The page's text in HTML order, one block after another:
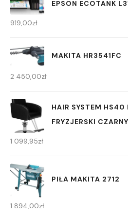
EPSON ECOTANK
919,00zł
MAKITA HR3541FC
2 450,00zł
HAIR SYSTEM HS40
FRYZJERSKI CZARNY
1 099,95zł
PIŁA MAKITA 2712
1 894,00zł